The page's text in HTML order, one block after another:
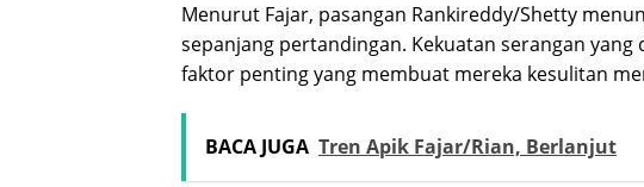
Menurut Fajar, pasangan Rankireddy/Shetty
sepanjang pertandingan. Kekuatan serangan
faktor penting yang membuat mereka kesulitan
BACA JUGA Tren Apik Fajar/Rian, Berlanjut